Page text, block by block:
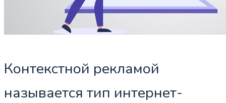
Контекстной рекламой
называется тип интернет-